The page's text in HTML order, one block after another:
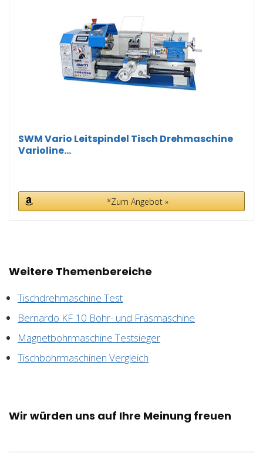
SWM Vario Leitspindel Tisch Drehmaschine
Varioline...
*Zum Angebot »
Weitere Themenbereiche
Tischdrehmaschine Test
Bernardo KF 10 Bohr- und Fräsmaschine
Magnetbohrmaschine Testsieger
Tischbohrmaschinen Vergleich
Wir würden uns auf Ihre Meinung freuen